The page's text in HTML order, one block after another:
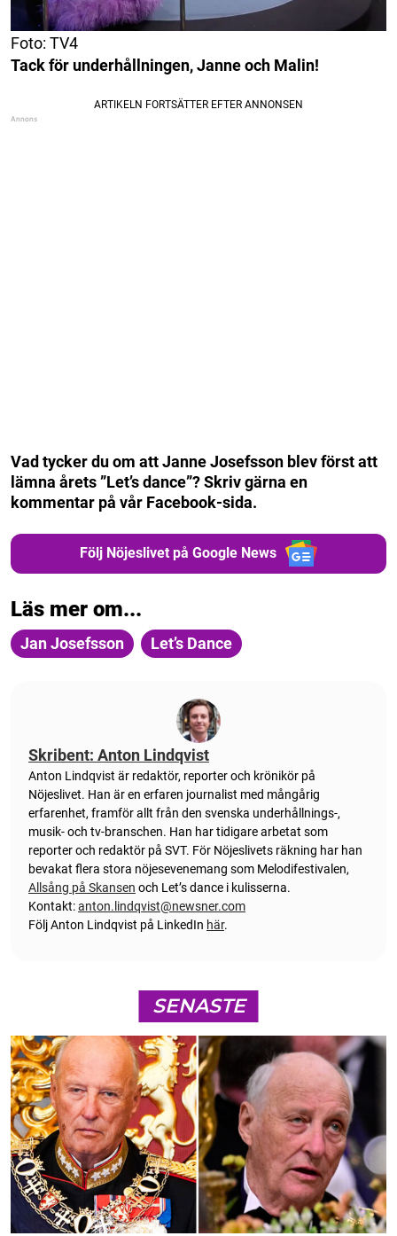
Foto: TV4
Tack för underhållningen, Janne och Malin!
Vad tycker du om att Janne Josefsson blev först att
lämna årets ”Let’s dance”? Skriv gärna en
kommentar på vår Facebook-sida.
Följ Nöjeslivet på Google News
Läs mer om...
Jan Josefsson Let’s Dance
Skribent: Anton Lindqvist
Anton Lindqvist är redaktör, reporter och krönikör på
Nöjeslivet. Han är en erfaren journalist med mångårig
erfarenhet, framför allt från den svenska underhållnings-,
musik- och tv-branschen. Han har tidigare arbetat som
reporter och redaktör på SVT. För Nöjeslivets räkning har han
bevakat flera stora nöjesevenemang som Melodifestivalen,
Allsång på Skansen och Let’s dance i kulisserna.
Kontakt:anton.lindqvist@newsner.com
Följ Anton Lindqvist på LinkedIn här.
SENASTE